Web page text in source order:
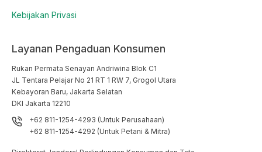
Kebijakan Privasi
Layanan Pengaduan Konsumen
Rukan Permata Senayan Andriwina Blok C1
JL Tentara Pelajar No 21 RT 1 RW 7, Grogol Utara
Kebayoran Baru, Jakarta Selatan
DKI Jakarta 12210
+62 811-1254-4293 (Untuk Perusahaan)
+62 811-1254-4292 (Untuk Petani & Mitra)